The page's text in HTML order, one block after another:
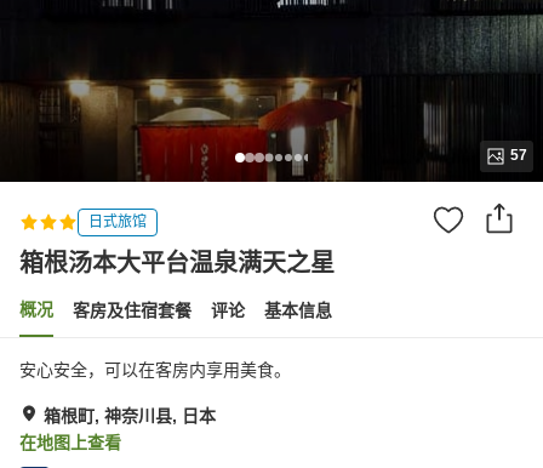
57
日式旅馆
箱根汤本大平台温泉满天之星
概况 客房及住宿套餐 评论 基本信息
安心安全，可以在客房内享用美食。
箱根町, 神奈川县, 日本
在地图上查看